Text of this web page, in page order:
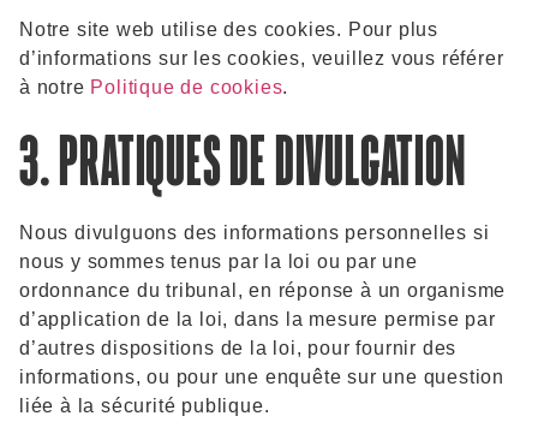
Notre site web utilise des cookies. Pour plus
d’informations sur les cookies, veuillez vous référer
à notre Politique de cookies.
3. PRATIQUES DE DIVULGATION
Nous divulguons des informations personnelles si
nous y sommes tenus par la loi ou par une
ordonnance du tribunal, en réponse à un organisme
d’application de la loi, dans la mesure permise par
d’autres dispositions de la loi, pour fournir des
informations, ou pour une enquête sur une question
liée à la sécurité publique.